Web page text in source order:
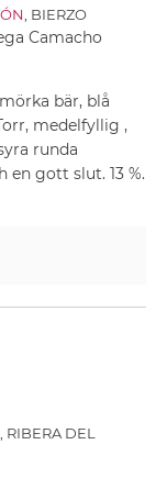
, BIERZO
Camacho
bär, blå
medelfyllig ,
runda
en gott slut. 13 %.
, RIBERA DEL